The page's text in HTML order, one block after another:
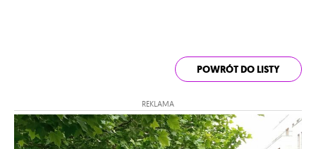
POWRÓT DO LISTY
REKLAMA